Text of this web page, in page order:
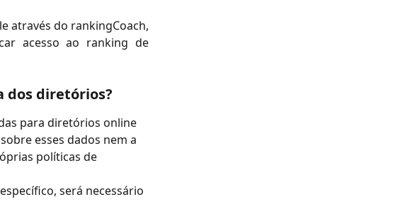
através do rankingCoach,
acesso ao ranking de
dos diretórios?
para diretórios online
esses dados nem a
políticas de
será necessário